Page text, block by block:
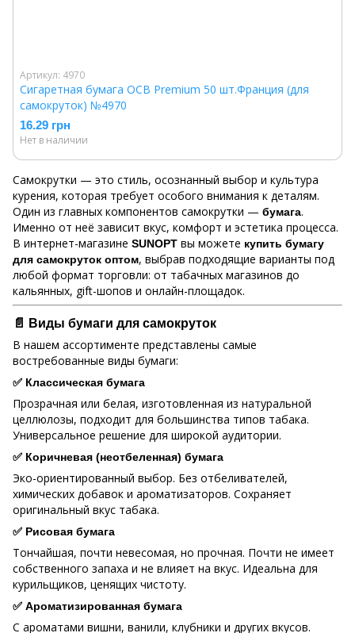
Самокрутки — это стиль, осознанный выбор и культура
курения, которая требует особого внимания к деталям.
Один из главных компонентов самокрутки — бумага.
Именно от неё зависит вкус, комфорт и эстетика процесса.
В интернет-магазине SUNOPT вы можете купить бумагу
для самокруток оптом, выбрав подходящие варианты под
любой формат торговли: от табачных магазинов до
кальянных, gift-шопов и онлайн-площадок.
📄 Виды бумаги для самокруток
В нашем ассортименте представлены самые
востребованные виды бумаги:
✅ Классическая бумага
Прозрачная или белая, изготовленная из натуральной
целлюлозы, подходит для большинства типов табака.
Универсальное решение для широкой аудитории.
✅ Коричневая (неотбеленная) бумага
Эко-ориентированный выбор. Без отбеливателей,
химических добавок и ароматизаторов. Сохраняет
оригинальный вкус табака.
✅ Рисовая бумага
Тончайшая, почти невесомая, но прочная. Почти не имеет
собственного запаха и не влияет на вкус. Идеальна для
курильщиков, ценящих чистоту.
✅ Ароматизированная бумага
С ароматами вишни, ванили, клубники и других вкусов.
Артикул: 4970
Сигаретная бумага OCB Premium 50 шт.Франция (для
самокруток) №4970
16.29 грн
Нет в наличии